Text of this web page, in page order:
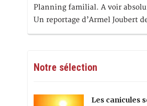
Planning familial. A voir
Un reportage d’Armel Joubert
Notre sélection
Les canicules